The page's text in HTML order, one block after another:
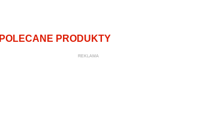
POLECANE PRODUKTY
REKLAMA